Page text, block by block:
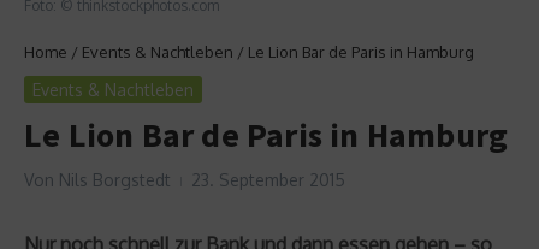
Foto: © thinkstockphotos.com
Home / Events & Nachtleben / Le Lion Bar de Paris in Hamburg
Events & Nachtleben
Le Lion Bar de Paris in Hamburg
Von Nils Borgstedt 23. September 2015
Nur noch schnell zur Bank und dann essen gehen – so